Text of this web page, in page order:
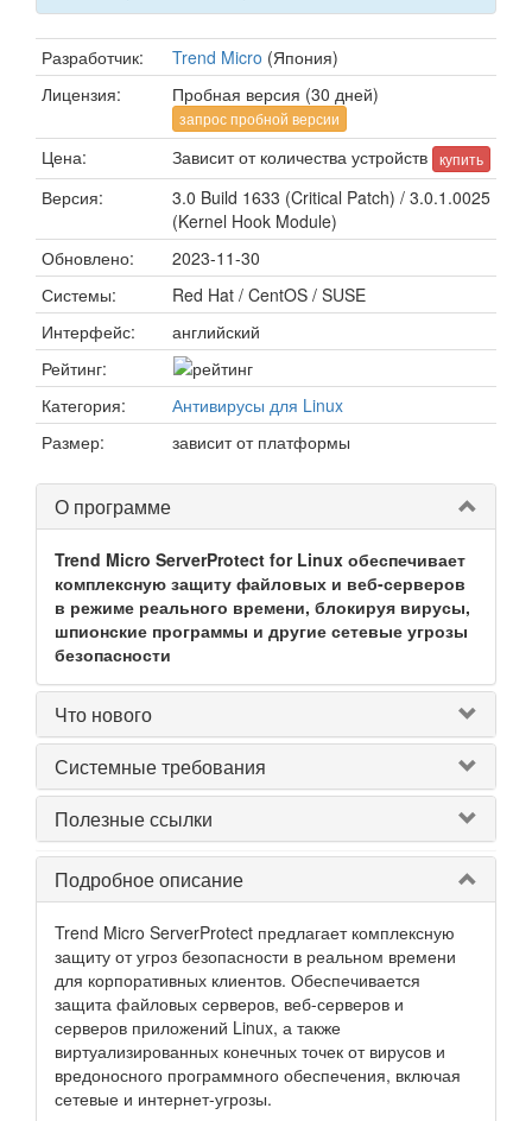
Разработчик: Trend Micro (Япония)
Лицензия:
Пробная версия (30 дней)
запрос пробной версии
Цена: Зависит от количества устройств купить
Версия:
3.0 Build 1633 (Critical Patch) / 3.0.1.0025
(Kernel Hook Module)
Обновлено:
2023-11-30
Системы:
Red Hat / CentOS / SUSE
Интерфейс:
английский
Рейтинг:
Категория:
Антивирусы для Linux
Размер:
зависит от платформы
О программе
Trend Micro ServerProtect for Linux обеспечивает
комплексную защиту файловых и веб-серверов
в режиме реального времени, блокируя вирусы,
шпионские программы и другие сетевые угрозы
безопасности
Что нового
Системные требования
Полезные ссылки
Подробное описание
Trend Micro ServerProtect предлагает комплексную
защиту от угроз безопасности в реальном времени
для корпоративных клиентов. Обеспечивается
защита файловых серверов, веб-серверов и
серверов приложений Linux, а также
виртуализированных конечных точек от вирусов и
вредоносного программного обеспечения, включая
сетевые и интернет-угрозы.